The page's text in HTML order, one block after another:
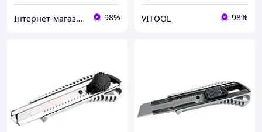
Інтернет-магазин "Автозапчастини Ромен" 98% VITOOL 98%